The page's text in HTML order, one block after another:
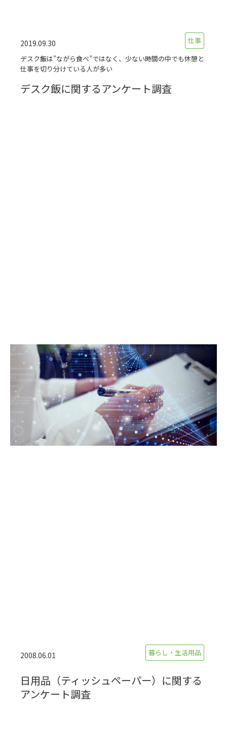
2019.09.30
仕事
デスク飯は”ながら食べ”ではなく、少ない時間の中でも休憩と
仕事を切り分けている人が多い
デスク飯に関するアンケート調査
2008.06.01 暮らし・生活用品
日用品（ティッシュペーパー）に関する
アンケート調査